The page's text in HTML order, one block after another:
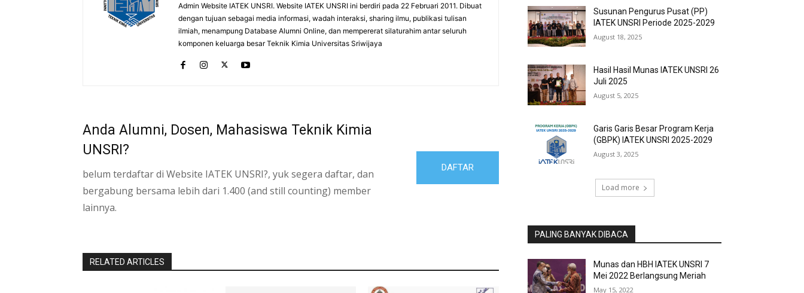
Admin Website IATEK UNSRI. Website IATEK UNSRI ini berdiri pada 22 Februari 2011. Dibuat
dengan tujuan sebagai media informasi, wadah interaksi, sharing ilmu, publikasi tulisan
ilmiah, menampung Database Alumni Online, dan mempererat silaturahim antar seluruh
komponen keluarga besar Teknik Kimia Universitas Sriwijaya
Anda Alumni, Dosen, Mahasiswa Teknik Kimia
UNSRI?
belum terdaftar di Website IATEK UNSRI?, yuk segera daftar, dan
bergabung bersama lebih dari 1.400 (and still counting) member
lainnya.
DAFTAR
RELATED ARTICLES
Susunan Pengurus Pusat (PP)
IATEK UNSRI Periode 2025-2029
August 18, 2025
Hasil Hasil Munas IATEK UNSRI 26
Juli 2025
August 5, 2025
Garis Garis Besar Program Kerja
(GBPK) IATEK UNSRI 2025-2029
August 3, 2025
Load more
PALING BANYAK DIBACA
Munas dan HBH IATEK UNSRI 7
Mei 2022 Berlangsung Meriah
May 15, 2022